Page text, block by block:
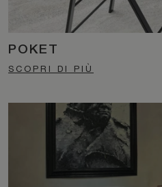
POKET
SCOPRI DI PIÙ